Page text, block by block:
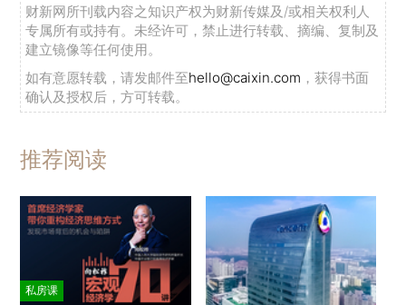
财新网所刊载内容之知识产权为财新传媒及/或相关权利人
专属所有或持有。未经许可，禁止进行转载、摘编、复制及
建立镜像等任何使用。
如有意愿转载，请发邮件至hello@caixin.com ，获得书面
确认及授权后，方可转载。
推荐阅读
私房课